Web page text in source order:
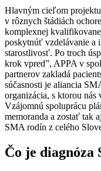
Hlavným cieľom
v rôznych štádiách
komplexnej
poskytnúť vzdelávanie a
starostlivosť. Po troch
krok vpred”, APPA v
partnerov zakladá
súčasnosti je aliancia
organizácia, s ktorou nás
Vzájomnú spoluprácu
memoranda a zostať tak
SMA rodín z celého
Čo je diagnóza